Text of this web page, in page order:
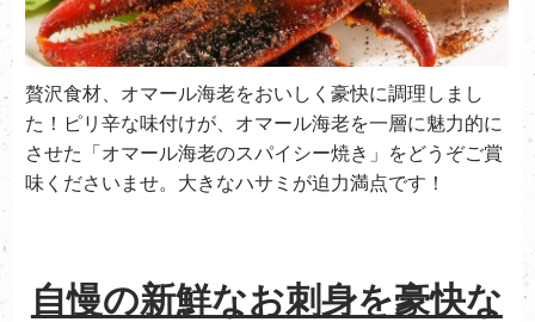
贅沢食材、オマール海老をおいしく豪快に調理しまし
た！ピリ辛な味付けが、オマール海老を一層に魅力的に
させた「オマール海老のスパイシー焼き」をどうぞご賞
味くださいませ。大きなハサミが迫力満点です！
自慢の新鮮なお刺身を豪快な